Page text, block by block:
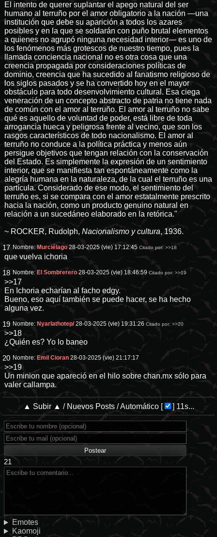
El intento de querer suplantar el apego natural del ser
humano al terruño por el amor obligatorio a la nación —una
institución que debe su aparición a todos los azares
posibles y en la que se soldarán con puño brutal elementos
a quienes no agrupó ninguna necesidad interior— es uno de
los fenómenos más grotescos de nuestro tiempo, pues la
llamada conciencia nacional no es otra cosa que una
creencia propagada por consideraciones políticas de
dominio, creencia que ha sucedido al fanatismo religioso de
los siglos pasados y se ha convertido hoy en el mayor
obstáculo para todo desenvolvimiento cultural. Esa ciega
veneración de un concepto abstracto de patria no tiene nada
de común con el amor al terruño. El amor al terruño no sabe
qué es aquello de voluntad de poder, está libre de toda
arrogancia hueca y peligrosa frente al vecino, que son los
rasgos característicos de todo nacionalismo. El amor al
terruño no conduce a la política práctica y menos aún
persigue objetivos que tengan relación con la conservación
del Estado. Es simplemente la expresión de un sentimiento
interior, que se manifiesta tan espontáneamente como la
alegría humana en la naturaleza, de la cual el terruño es una
partícula. Considerado de ese modo, el sentimiento del
terruño es, si se compara con el amor estatalmente prescrito
hacia la nación, como un producto genuino natural en
relación a un sucedáneo elaborado en la retórica."
~ ROCKER, Rudolph, Nacionalismo y cultura, 1936.
17 Nombre:Murciélago 28-03-2025 (vie) 17:12:45 Citado por:>>18
que vuelva ichoria
18 Nombre: El Sombrerero 28-03-2025 (vie) 18:46:59 Citado por:>>19
>>17
En Ichoria echarían al facho edgy.
Bueno, eso aquí también se puede hacer, se ha hecho
alguna vez.
19 Nombre: Nyarlathotep/ 28-03-2025 (vie) 19:31:26 Citado por:>>20
>>18
¿Quién es? Yo lo baneo
20 Nombre: Emil Cioran 28-03-2025 (vie) 21:17:17
>>19
Un minion que apareció en el hilo sobre chan.mx sólo para
valer callampa.
▲ Subir ▲ / Nuevos Posts/Automático[ ] 11s...
21
Emotes
Kaomoji